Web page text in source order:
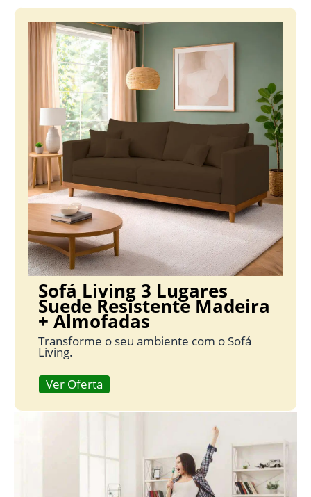
Sofá Living 3 Lugares
Suede Resistente Madeira
+ Almofadas
Transforme o seu ambiente com o Sofá
Living.
Ver Oferta